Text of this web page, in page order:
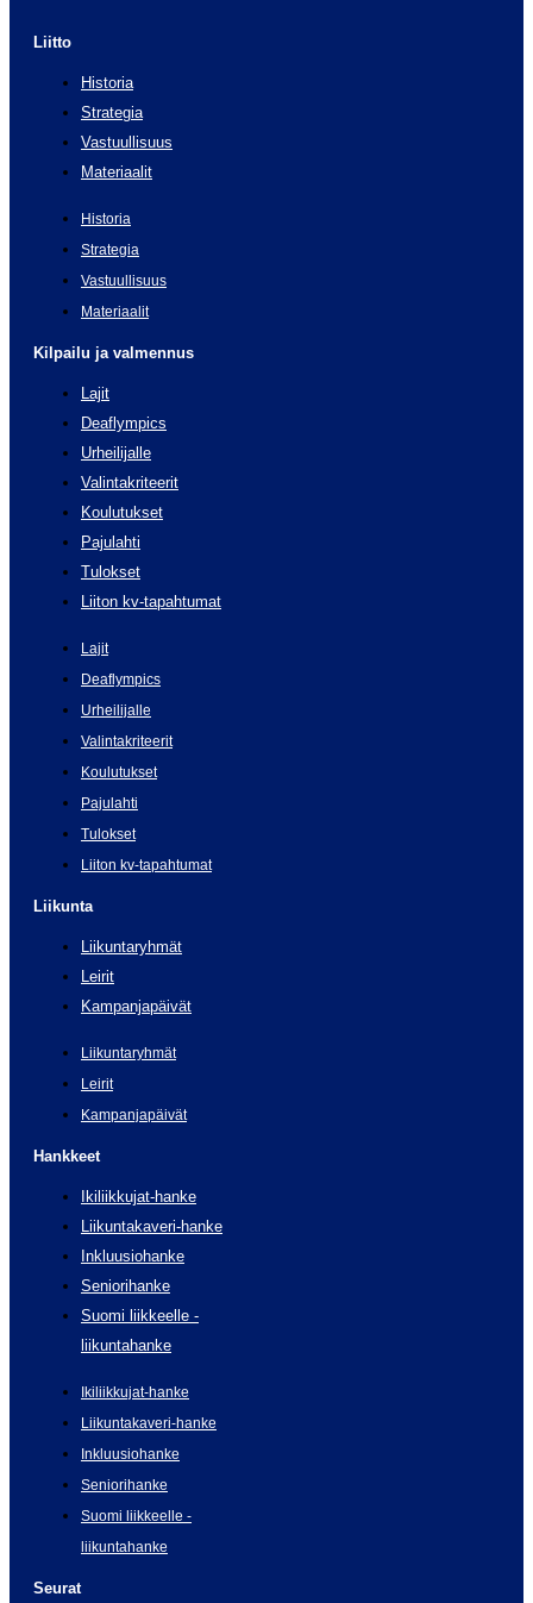
Liitto
Historia
Strategia
Vastuullisuus
Materiaalit
Historia
Strategia
Vastuullisuus
Materiaalit
Kilpailu ja valmennus
Lajit
Deaflympics
Urheilijalle
Valintakriteerit
Koulutukset
Pajulahti
Tulokset
Liiton kv-tapahtumat
Lajit
Deaflympics
Urheilijalle
Valintakriteerit
Koulutukset
Pajulahti
Tulokset
Liiton kv-tapahtumat
Liikunta
Liikuntaryhmät
Leirit
Kampanjapäivät
Liikuntaryhmät
Leirit
Kampanjapäivät
Hankkeet
Ikiliikkujat-hanke
Liikuntakaveri-hanke
Inkluusiohanke
Seniorihanke
Suomi liikkeelle -
liikuntahanke
Ikiliikkujat-hanke
Liikuntakaveri-hanke
Inkluusiohanke
Seniorihanke
Suomi liikkeelle -
liikuntahanke
Seurat